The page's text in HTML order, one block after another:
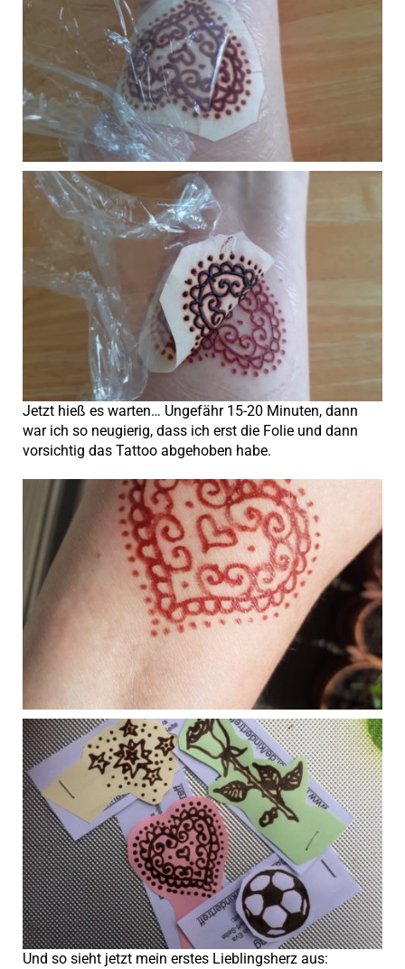
Jetzt hieß es warten… Ungefähr 15-20 Minuten, dann
war ich so neugierig, dass ich erst die Folie und dann
vorsichtig das Tattoo abgehoben habe.
Und so sieht jetzt mein erstes Lieblingsherz aus: